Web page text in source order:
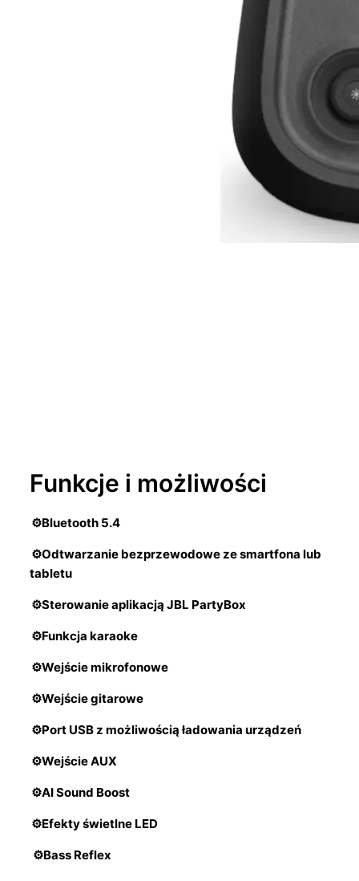
Funkcje i możliwości
⚙️Bluetooth 5.4
⚙️Odtwarzanie bezprzewodowe ze smartfona lub
tabletu
⚙️Sterowanie aplikacją JBL PartyBox
⚙️Funkcja karaoke
⚙️Wejście mikrofonowe
⚙️Wejście gitarowe
⚙️Port USB z możliwością ładowania urządzeń
⚙️Wejście AUX
⚙️AI Sound Boost
⚙️Efekty świetlne LED
⚙️Bass Reflex